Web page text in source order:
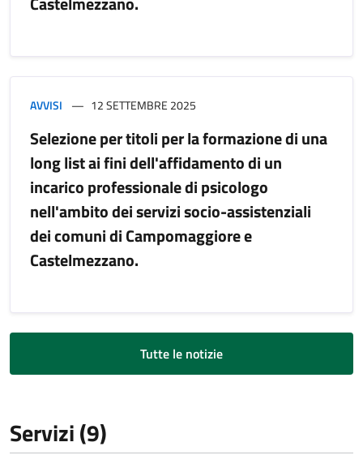
AVVISI 12 SETTEMBRE 2025
Selezione per titoli per la formazione di una
long list ai fini dell'affidamento di un
incarico professionale di psicologo
nell'ambito dei servizi socio-assistenziali
dei comuni di Campomaggiore e
Castelmezzano.
Tutte le notizie
Servizi (9)